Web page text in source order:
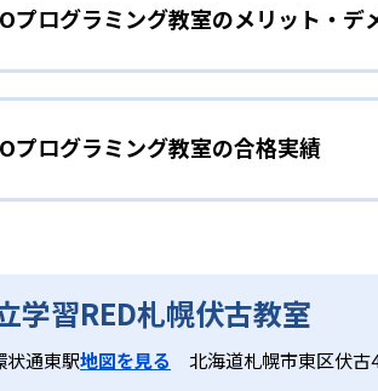
2 個別最適化された学習カリ
イバーエージェントグループ運営の小学
た本格的なカリキュラム。一人ひとりの
手な子であっても取りこぼさずに指導を行
ースでは教育版マインクラフトを用いた
ではJavaScriptを中心に学び、スモールス
も対応できる実践力を養成する。
入として、教育版マインクラフトの世界
よる400種類以上の本格的なゲーム作り
格的なストーリーがあり、サポートして
高度なゲーム作りに挑戦できるようにな
ら学習を進めることが可能だ。
大学入試やその先を見
高校生に推奨の中級コースでは、実際に
を中心に学び、スモールステップで徐
」に準拠しており、日々の授業が検定対
出題されるようになったプログラミングの
プログラミング教室のメリット・デ
プログラミング教室は、ゲーム感覚で学
ュラムと対話形式のガイドで理解度に合
学入学共通テスト「情報」科目に対応し
デメリットがある?
室では無料体験が実施されていない場合
プログラミング教室の合格実績
プログラミング教室は合格実績を公式サ
学習RED札幌伏古教室
状通東駅地図を見る 北海道札幌市東区伏古